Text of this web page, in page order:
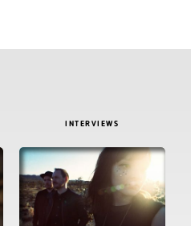
INTERVIEWS